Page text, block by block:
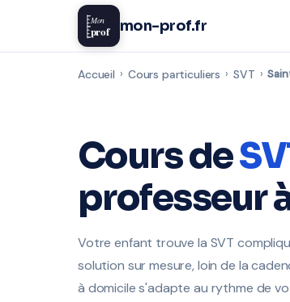
Mon
prof mon-prof.fr
Accueil › Cours particuliers › SVT ›
Cours de
professeur
Votre enfant trouve la SVT
solution sur mesure, loin de la
à domicile s'adapte au rythme de